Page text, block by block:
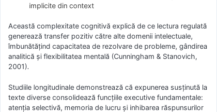
implicite din context
Această complexitate cognitivă explică de ce lectura regulată
generează transfer pozitiv către alte domenii intelectuale,
îmbunătățind capacitatea de rezolvare de probleme, gândirea
analitică și flexibilitatea mentală (Cunningham & Stanovich,
2001).
Studiile longitudinale demonstrează că expunerea susținută la
texte diverse consolidează funcțiile executive fundamentale:
atenția selectivă, memoria de lucru și inhibarea răspunsurilor